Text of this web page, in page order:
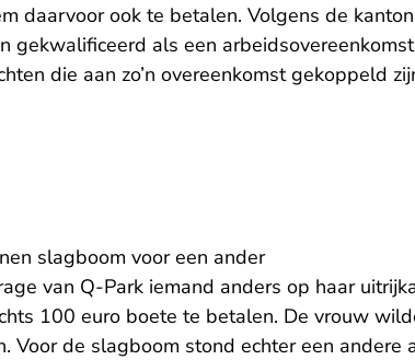
daarvoor ook te betalen. Volgens de
gekwalificeerd als een
die aan zo’n overeenkomst gekoppeld
slagboom voor een ander
van Q-Park iemand anders op haar
100 euro boete te betalen. De vrouw
Voor de slagboom stond echter een andere